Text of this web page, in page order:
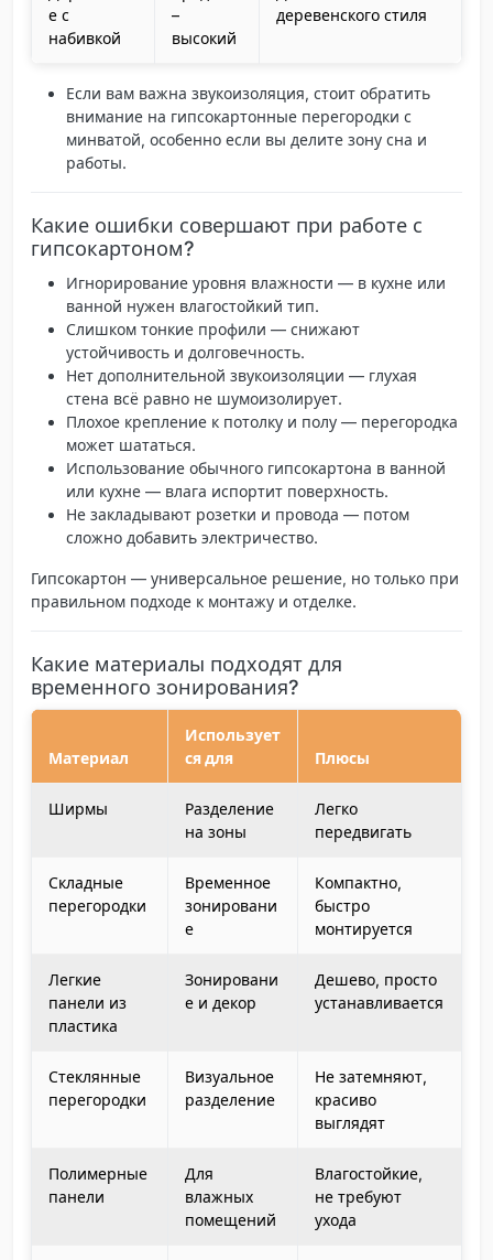
е с
набивкой
–
высокий
деревенского стиля
Если вам важна звукоизоляция, стоит обратить
внимание на гипсокартонные перегородки с
минватой, особенно если вы делите зону сна и
работы.
Какие ошибки совершают при работе с
гипсокартоном?
Игнорирование уровня влажности — в кухне или
ванной нужен влагостойкий тип.
Слишком тонкие профили — снижают
устойчивость и долговечность.
Нет дополнительной звукоизоляции — глухая
стена всё равно не шумоизолирует.
Плохое крепление к потолку и полу — перегородка
может шататься.
Использование обычного гипсокартона в ванной
или кухне — влага испортит поверхность.
Не закладывают розетки и провода — потом
сложно добавить электричество.
Гипсокартон — универсальное решение, но только при
правильном подходе к монтажу и отделке.
Какие материалы подходят для
временного зонирования?
Материал
Использует
ся для
Плюсы
Ширмы
Разделение
на зоны
Легко
передвигать
Складные
перегородки
Временное
зонировани
е
Компактно,
быстро
монтируется
Легкие
панели из
пластика
Зонировани
е и декор
Дешево, просто
устанавливается
Стеклянные
перегородки
Визуальное
разделение
Не затемняют,
красиво
выглядят
Полимерные
панели
Для
влажных
помещений
Влагостойкие,
не требуют
ухода